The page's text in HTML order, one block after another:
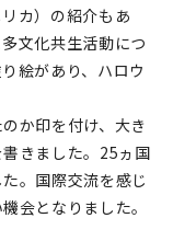
カ）の紹介もあ
文化共生活動につ
絵があり、ハロウ
か印を付け、大き
きました。25ヵ国
。国際交流を感じ
会となりました。